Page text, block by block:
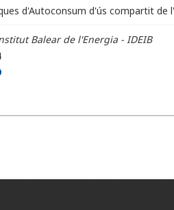
d'Autoconsum d'ús compartit de
Balear de l'Energia - IDEIB